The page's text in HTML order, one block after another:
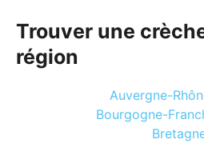
Trouver une
région
Auvergne-
Bourgogne-